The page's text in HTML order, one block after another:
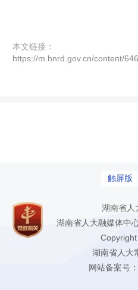
本文链接：
https://m.hnrd.gov.cn/content/
触屏版
湖南省人
湖南省人大融媒体中
湖南省人大
网站备案号